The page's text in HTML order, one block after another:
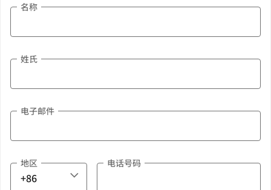
名称
姓氏
电子邮件
地区 电话号码